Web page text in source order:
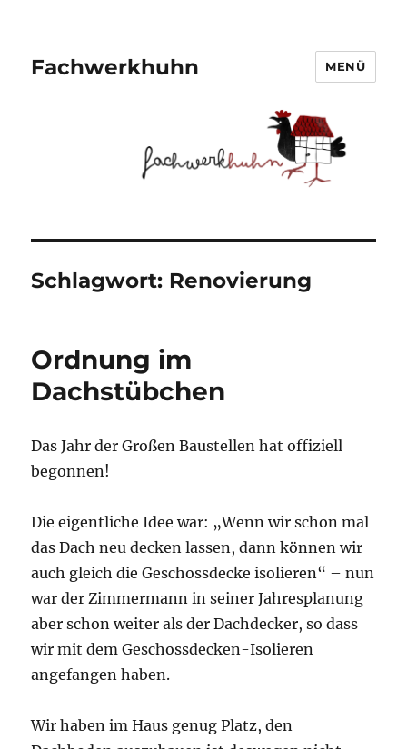
Fachwerkhuhn MENÜ
Schlagwort: Renovierung
Ordnung im
Dachstübchen
Das Jahr der Großen Baustellen hat offiziell
begonnen!
Die eigentliche Idee war: „Wenn wir schon mal
das Dach neu decken lassen, dann können wir
auch gleich die Geschossdecke isolieren“ – nun
war der Zimmermann in seiner Jahresplanung
aber schon weiter als der Dachdecker, so dass
wir mit dem Geschossdecken-Isolieren
angefangen haben.
Wir haben im Haus genug Platz, den